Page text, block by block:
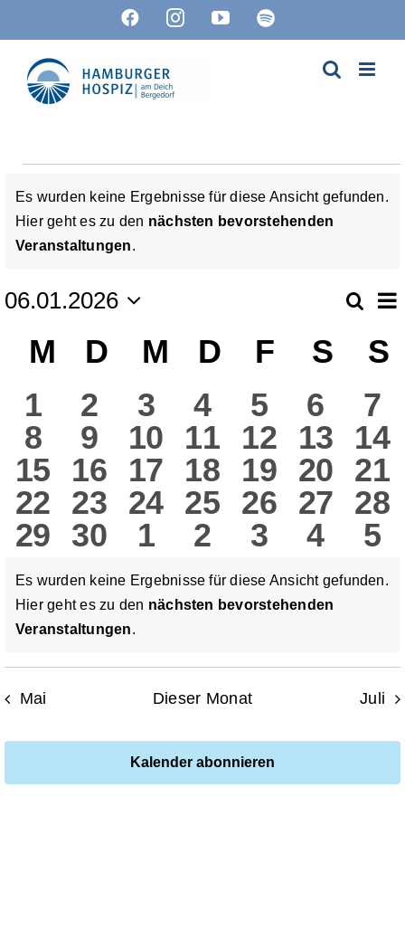
springen
FacebookInstagram
YouTube
Spotify
Veranstaltungen
Hinweis
Es wurden keine Ergebnisse für diese Ansicht gefunden.
Hier geht es zu den nächsten bevorstehenden
Veranstaltungen.
und
Suche
06.01.2026
wählen.
Kalender
von
Veranstaltungen
M Montag
D Dienstag
M Mittwoch
D Donnerstag
F Freitag
S S
0
Veranstaltungen
1
0
Veranstaltungen
2
0
Veranstaltungen
3
0
4
0
5
0
6
0
7
0
Veranstaltungen
8
0
Veranstaltungen
9
0
Veranstaltungen
10
0
11
0
12
0
13
0
14
0
Veranstaltungen
15
0
Veranstaltungen
16
0
Veranstaltungen
17
0
18
0
19
0
20
0
21
0
Veranstaltungen
22
0
Veranstaltungen
23
0
Veranstaltungen
24 0
25
0
26
0
27
0
28
0
Veranstaltungen
29
0
Veranstaltungen
30
0
Veranstaltungen
1
0
2
0
3
0
4
0
5
Hinweis
Es wurden keine Ergebnisse für diese Ansicht gefunden.
Hier geht es zu den nächsten bevorstehenden
Veranstaltungen.
Mai Dieser Monat Juli
Kalender abonnieren